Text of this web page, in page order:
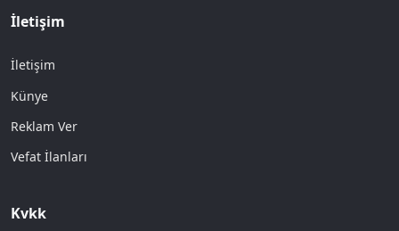
İletişim
İletişim
Künye
Reklam Ver
Vefat İlanları
Kvkk